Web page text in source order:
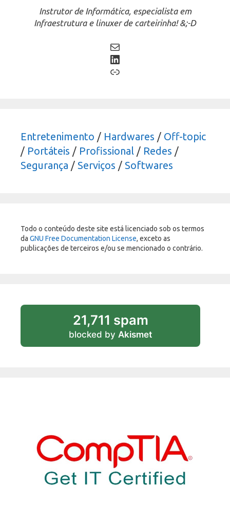
Instrutor de Informática, especialista em
Infraestrutura e linuxer de carteirinha! &;-D
Mail
LinkedIn
Link
Entretenimento / Hardwares / Off-topic
/ Portáteis / Profissional / Redes /
Segurança / Serviços / Softwares
Todo o conteúdo deste site está licenciado sob os termos
da GNU Free Documentation License, exceto as
publicações de terceiros e/ou se mencionado o contrário.
21,711 spam
blocked by Akismet